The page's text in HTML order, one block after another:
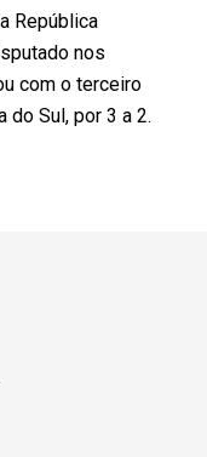
República
nos
com o terceiro
do Sul, por 3 a 2.